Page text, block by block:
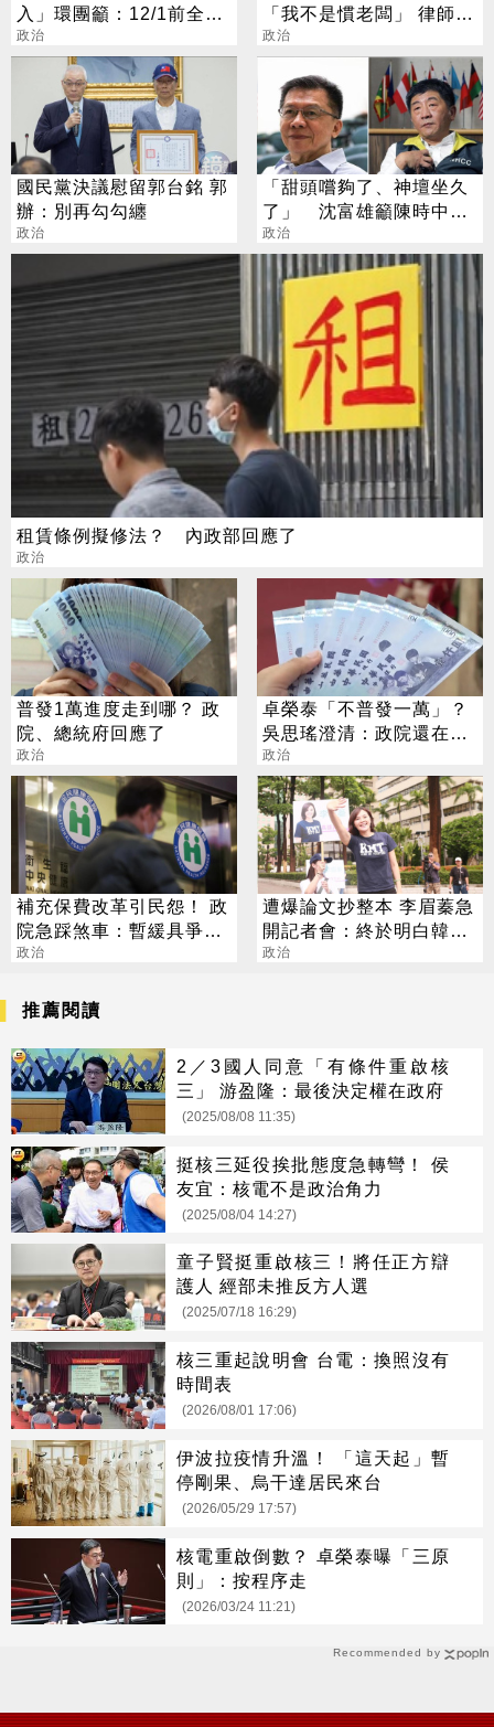
入」環團籲：12/1前全面
實施
政治
「我不是慣老闆」 律師秀
2度違法記錄
政治
國民黨決議慰留郭台銘 郭
辦：別再勾勾纏
政治
「甜頭嚐夠了、神壇坐久
了」 沈富雄籲陳時中想
好解封部署
政治
租賃條例擬修法？ 內政部回應了
政治
普發1萬進度走到哪？ 政
院、總統府回應了
政治
卓榮泰「不普發一萬」？
吳思瑤澄清：政院還在研
議
政治
補充保費改革引民怨！ 政
院急踩煞車：暫緩具爭議
方案
政治
遭爆論文抄整本 李眉蓁急
開記者會：終於明白韓市
長心情
政治
Recommended by
推薦閱讀
2／3國人同意「有條件重啟核
三」 游盈隆：最後決定權在政府
(2025/08/08 11:35)
挺核三延役挨批態度急轉彎！ 侯
友宜：核電不是政治角力
(2025/08/04 14:27)
童子賢挺重啟核三！將任正方辯
護人 經部未推反方人選
(2025/07/18 16:29)
核三重起說明會 台電：換照沒有
時間表
(2026/08/01 17:06)
伊波拉疫情升溫！ 「這天起」暫
停剛果、烏干達居民來台
(2026/05/29 17:57)
核電重啟倒數？ 卓榮泰曝「三原
則」：按程序走
(2026/03/24 11:21)